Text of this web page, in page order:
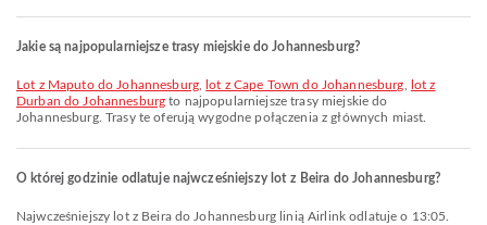
Jakie są najpopularniejsze trasy miejskie do Johannesburg?
lot z Maputo do Johannesburg, lot z Cape Town do Johannesburg
lot z
Durban do Johannesburg to najpopularniejsze trasy miejskie do
Johannesburg. Trasy te oferują wygodne połączenia z głównych miast.
O której godzinie odlatuje najwcześniejszy lot z Beira do Johannesburg?
Najwcześniejszy lot z Beira do Johannesburg linią Airlink odlatuje o 13:05.